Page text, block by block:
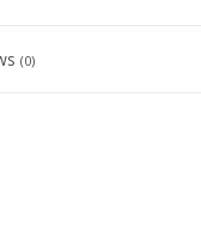
(0)